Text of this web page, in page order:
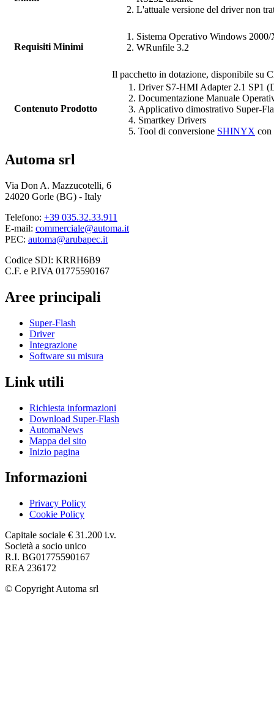
L'attuale versione del driver non
Requisiti Minimi
Sistema Operativo Windows 2000/
WRunfile 3.2
Contenuto Prodotto
Il pacchetto in dotazione, disponibile su
Driver S7-HMI Adapter 2.1 SP1
Documentazione Manuale
Applicativo dimostrativo Super-
Smartkey Drivers
Tool di conversione SHINYX con
Automa srl
Via Don A. Mazzucotelli, 6
24020 Gorle (BG) - Italy
Telefono: +39 035.32.33.911
E-mail: commerciale@automa.it
PEC: automa@arubapec.it
Codice SDI: KRRH6B9
C.F. e P.IVA 01775590167
Aree principali
Super-Flash
Driver
Integrazione
Software su misura
Link utili
Richiesta informazioni
Download Super-Flash
AutomaNews
Mappa del sito
Inizio pagina
Informazioni
Privacy Policy
Cookie Policy
Capitale sociale € 31.200 i.v.
Società a socio unico
R.I. BG01775590167
REA 236172
© Copyright Automa srl